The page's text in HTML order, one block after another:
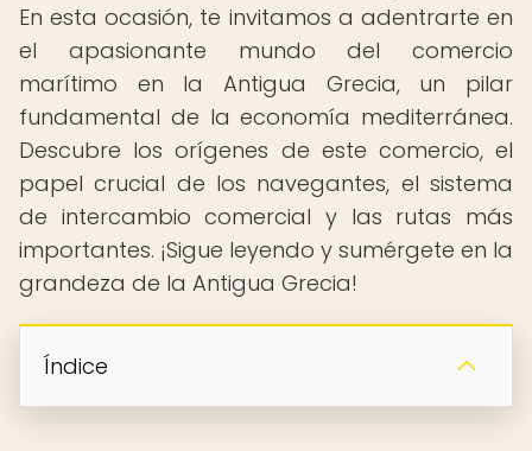
En esta ocasión, te invitamos a adentrarte en
el apasionante mundo del comercio
marítimo en la Antigua Grecia, un pilar
fundamental de la economía mediterránea.
Descubre los orígenes de este comercio, el
papel crucial de los navegantes, el sistema
de intercambio comercial y las rutas más
importantes. ¡Sigue leyendo y sumérgete en la
grandeza de la Antigua Grecia!
Índice